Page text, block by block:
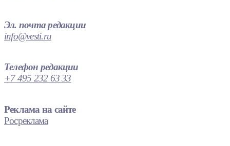
Эл. почта редакции
info@vesti.ru
Телефон редакции
+7 495 232 63 33
Реклама на сайте
Росреклама